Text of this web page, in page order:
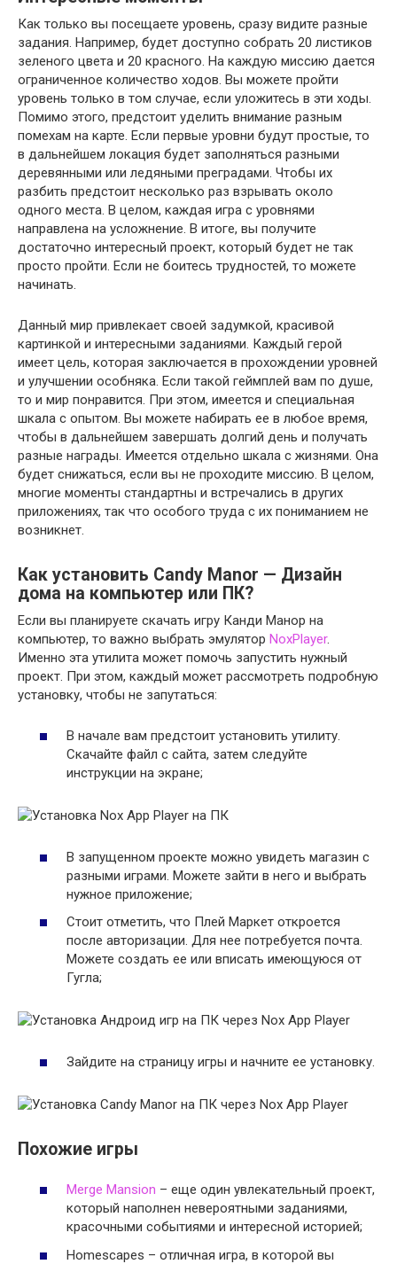
Как только вы посещаете уровень, сразу видите разные
задания. Например, будет доступно собрать 20 листиков
зеленого цвета и 20 красного. На каждую миссию дается
ограниченное количество ходов. Вы можете пройти
уровень только в том случае, если уложитесь в эти ходы.
Помимо этого, предстоит уделить внимание разным
помехам на карте. Если первые уровни будут простые, то
в дальнейшем локация будет заполняться разными
деревянными или ледяными преградами. Чтобы их
разбить предстоит несколько раз взрывать около
одного места. В целом, каждая игра с уровнями
направлена на усложнение. В итоге, вы получите
достаточно интересный проект, который будет не так
просто пройти. Если не боитесь трудностей, то можете
начинать.
Данный мир привлекает своей задумкой, красивой
картинкой и интересными заданиями. Каждый герой
имеет цель, которая заключается в прохождении уровней
и улучшении особняка. Если такой геймплей вам по душе,
то и мир понравится. При этом, имеется и специальная
шкала с опытом. Вы можете набирать ее в любое время,
чтобы в дальнейшем завершать долгий день и получать
разные награды. Имеется отдельно шкала с жизнями. Она
будет снижаться, если вы не проходите миссию. В целом,
многие моменты стандартны и встречались в других
приложениях, так что особого труда с их пониманием не
возникнет.
Как установить Candy Manor — Дизайн
дома на компьютер или ПК?
Если вы планируете скачать игру Канди Манор на
компьютер, то важно выбрать эмулятор NoxPlayer.
Именно эта утилита может помочь запустить нужный
проект. При этом, каждый может рассмотреть подробную
установку, чтобы не запутаться:
В начале вам предстоит установить утилиту.
Скачайте файл с сайта, затем следуйте
инструкции на экране;
В запущенном проекте можно увидеть магазин с
разными играми. Можете зайти в него и выбрать
нужное приложение;
Стоит отметить, что Плей Маркет откроется
после авторизации. Для нее потребуется почта.
Можете создать ее или вписать имеющуюся от
Гугла;
Зайдите на страницу игры и начните ее установку.
Похожие игры
Merge Mansion – еще один увлекательный проект,
который наполнен невероятными заданиями,
красочными событиями и интересной историей;
Homescapes – отличная игра, в которой вы